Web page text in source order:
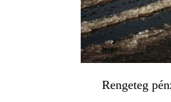
Rengeteg